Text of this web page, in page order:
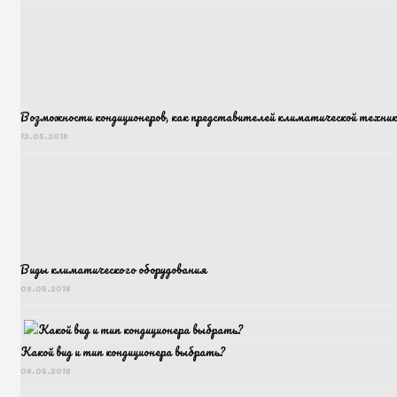
Возможности кондиционеров, как представителей климатической
13.05.2018
Виды климатического оборудования
09.05.2018
Какой вид и тип кондиционера выбрать?
06.05.2018